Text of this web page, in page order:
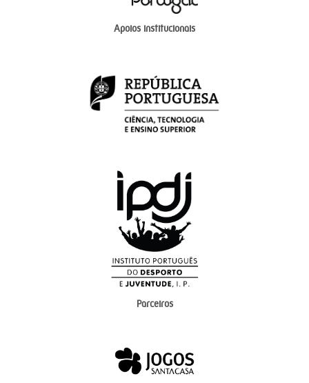
Apoios institucionais
Parceiros